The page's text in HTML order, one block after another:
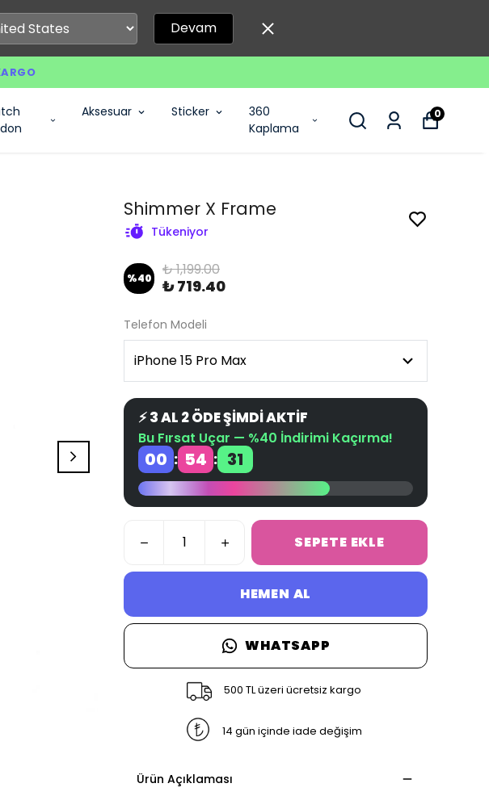
Devam
Aksesuar Sticker
360
Kaplama
0
Shimmer X Frame
Tükeniyor
%40 ₺ 1,199.00
₺ 719.40
Telefon Modeli
⚡ 3 AL 2 ÖDE ŞİMDİ AKTİF
Bu Fırsat Uçar — %40 İndirimi Kaçırma!
00 : 54 : 30
SEPETE EKLE
HEMEN AL
WHATSAPP
500 TL üzeri ücretsiz kargo
14 gün içinde iade değişim
Ürün Açıklaması